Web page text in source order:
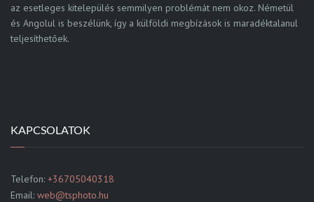
az esetleges kitelepülés semmilyen problémát nem okoz. Németül
és Angolul is beszélünk, így a külföldi megbízások is maradéktalanul
teljesíthetőek.
KAPCSOLATOK
Telefon: +36705040318
Email: web@tsphoto.hu